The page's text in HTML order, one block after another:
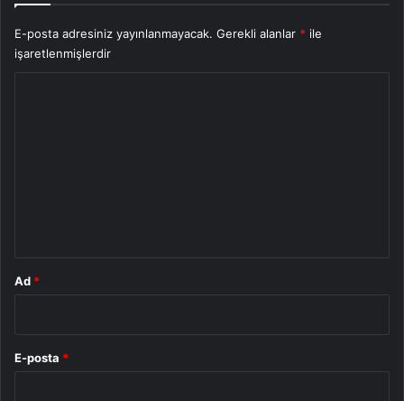
E-posta adresiniz yayınlanmayacak. Gerekli alanlar * ile
işaretlenmişlerdir
Ad *
E-posta *